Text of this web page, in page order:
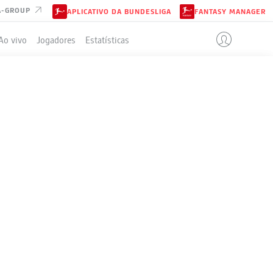
GROUP APLICATIVO DA BUNDESLIGA FANTASY MANAGER
vivo Jogadores Estatísticas